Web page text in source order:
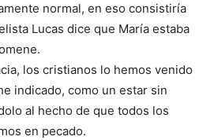
normal, en eso consistiría
Lucas dice que María estaba
los cristianos lo hemos venido
indicado, como un estar sin
al hecho de que todos los
en pecado.